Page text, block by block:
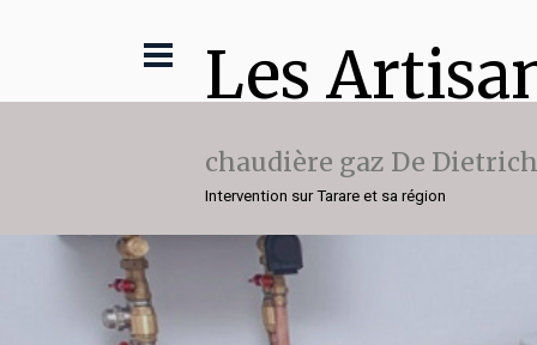
Les
chaudière gaz De Dietrich
Intervention sur Tarare et sa région